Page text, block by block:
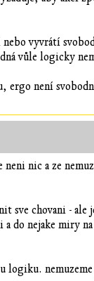
vyvrátí
vůle logicky
ergo není
nic a ze
sve chovani -
do nejake miry
logiku.